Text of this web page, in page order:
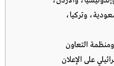
وتركيا،
التعاون
على الإعلان